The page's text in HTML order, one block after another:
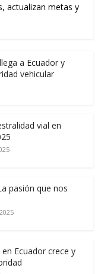
actualizan metas y
a Ecuador y
vehicular
vial en
pasión que nos
Ecuador crece y